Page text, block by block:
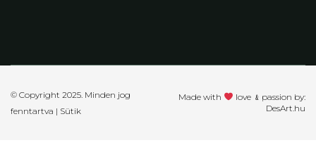
Made with
love ﹠passion by:
DesArt.hu
© Copyright 2025. Minden jog
fenntartva | Sütik